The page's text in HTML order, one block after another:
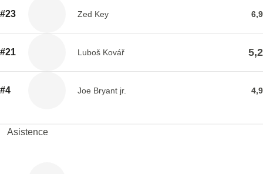
#23 Zed Key 6,9
#21 Luboš Kovář 5,2
#4 Joe Bryant jr. 4,9
Asistence